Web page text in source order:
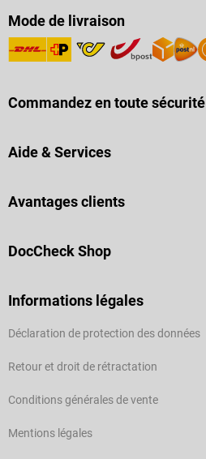
Mode de livraison
Commandez en toute sécurité
Aide & Services
Avantages clients
DocCheck Shop
Informations légales
Déclaration de protection des données
Retour et droit de rétractation
Conditions générales de vente
Mentions légales